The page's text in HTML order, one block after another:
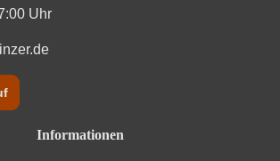
davon Zucker
Weintrauben, Kaliummetabisulfit. Enthält
Uhr
Informationen